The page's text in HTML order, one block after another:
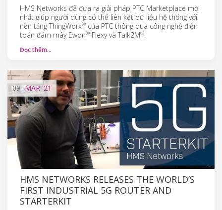
HMS Networks đã đưa ra giải pháp PTC Marketplace mới
nhất giúp người dùng có thể liên kết dữ liệu hệ thống với
nền tảng ThingWorx® của PTC thông qua công nghệ điện
toán đám mây Ewon® Flexy và Talk2M®.
Đọc thêm…
09 MAR'21
HMS NETWORKS RELEASES THE WORLD’S
FIRST INDUSTRIAL 5G ROUTER AND
STARTERKIT